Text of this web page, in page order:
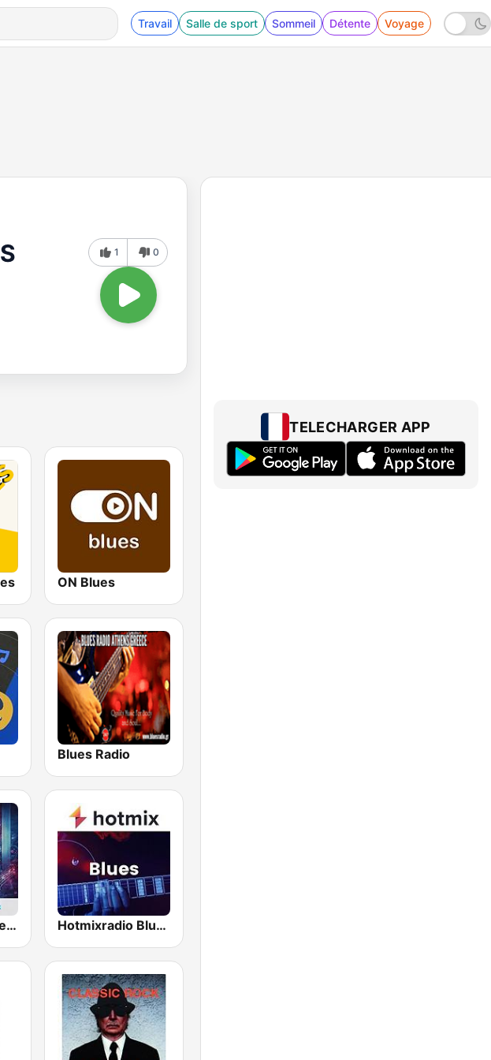
Travail Salle de sport Sommeil Détente Voyage
1 0
ON Blues
Blues Radio
hearMe.FM Blues Rock Hotmixradio Blues
TELECHARGER APP